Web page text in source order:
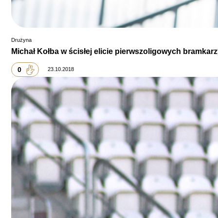
Drużyna
Michał Kołba w ścisłej elicie pierwszoligowych
0 23.10.2018